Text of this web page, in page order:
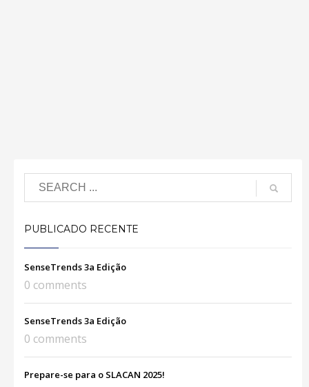
PUBLICADO RECENTE
SenseTrends 3a Edição
0 comments
SenseTrends 3a Edição
0 comments
Prepare-se para o SLACAN 2025!